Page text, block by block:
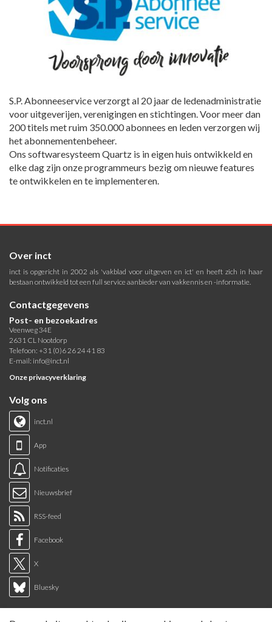
S.P. Abonneeservice verzorgt al 20 jaar de ledenadministratie
voor uitgeverijen, verenigingen en stichtingen. Voor meer dan
200 titels met ruim 350.000 abonnees en leden verzorgen wij
het abonnementenbeheer.
Ons softwaresysteem Quartz is in eigen huis ontwikkeld en
elke dag zijn onze programmeurs bezig om nieuwe features
te ontwikkelen en te implementeren.
Over inct
inct is opgericht in 2002 als 'vakblad voor uitgeven en ict' en heeft zich in haar
bestaan ontwikkeld tot een full service aanbieder van vakkennis en -informatie.
Contactgegevens
Post- en bezoekadres
Veenweg 34E
2631 CL Nootdorp
Telefoon: +31 (0)6 26 24 41 83
E-mail: info@inct.nl
Onze privacyverklaring
Volg ons
inct.nl
App
Notificaties
Nieuwsbrief
RSS-feed
Facebook
X
Bluesky